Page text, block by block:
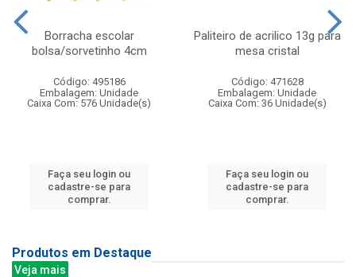
Borracha escolar
bolsa/sorvetinho 4cm
Código: 495186
Embalagem: Unidade
Caixa Com: 576 Unidade(s)
Faça seu login ou
cadastre-se para
comprar.
Paliteiro de acrilico 13g para
mesa cristal
Código: 471628
Embalagem: Unidade
Caixa Com: 36 Unidade(s)
Faça seu login ou
cadastre-se para
comprar.
Produtos em Destaque
Veja mais